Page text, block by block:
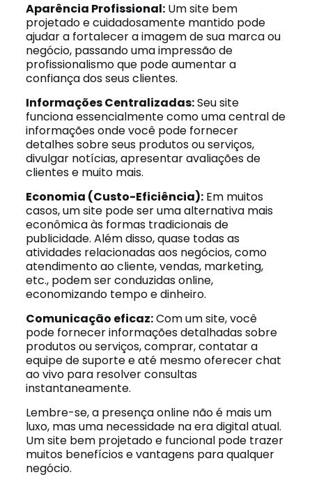
Aparência Profissional:Um site bem
projetado e cuidadosamente mantido pode
ajudar a fortalecer a imagem de sua marca ou
negócio, passando uma impressão de
profissionalismo que pode aumentar a
confiança dos seus clientes.
Informações Centralizadas:Seu site
funciona essencialmente como uma central de
informações onde você pode fornecer
detalhes sobre seus produtos ou serviços,
divulgar notícias, apresentar avaliações de
clientes e muito mais.
Economia (Custo-Eficiência):Em muitos
casos, um site pode ser uma alternativa mais
econômica às formas tradicionais de
publicidade. Além disso, quase todas as
atividades relacionadas aos negócios, como
atendimento ao cliente, vendas, marketing,
etc., podem ser conduzidas online,
economizando tempo e dinheiro.
Comunicação eficaz:Com um site, você
pode fornecer informações detalhadas sobre
produtos ou serviços, comprar, contatar a
equipe de suporte e até mesmo oferecer chat
ao vivo para resolver consultas
instantaneamente.
Lembre-se, a presença online não é mais um
luxo, mas uma necessidade na era digital atual.
Um site bem projetado e funcional pode trazer
muitos benefícios e vantagens para qualquer
negócio.